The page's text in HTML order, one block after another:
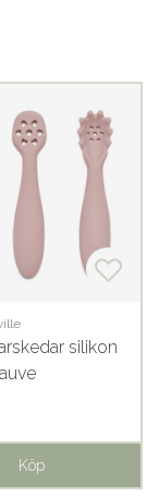
silikon
Köp